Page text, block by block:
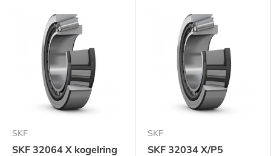
SKF
SKF 32064 X kogelring
SKF
SKF 32034 X/P5